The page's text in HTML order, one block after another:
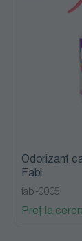
Odorizant
Fabi
fabi-0005
Preț la